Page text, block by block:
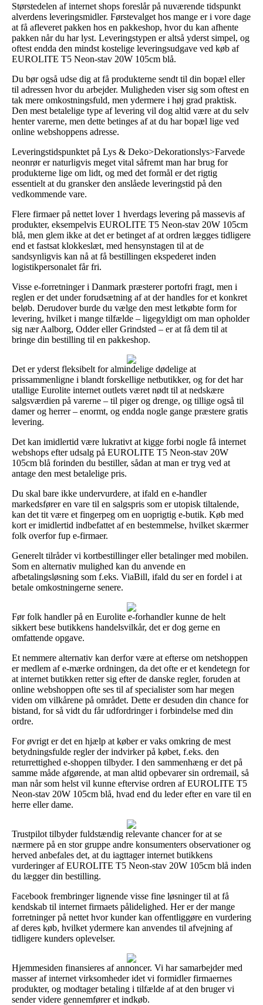
Størstedelen af internet shops foreslår på nuværende tidspunkt
alverdens leveringsmidler. Førstevalget hos mange er i vore dage
at få afleveret pakken hos en pakkeshop, hvor du kan afhente
pakken når du har lyst. Leveringstypen er altså yderst simpel, og
oftest endda den mindst kostelige leveringsudgave ved køb af
EUROLITE T5 Neon-stav 20W 105cm blå.
Du bør også udse dig at få produkterne sendt til din bopæl eller
til adressen hvor du arbejder. Muligheden viser sig som oftest en
tak mere omkostningsfuld, men ydermere i høj grad praktisk.
Den mest betalelige type af levering vil dog altid være at du selv
henter varerne, men dette betinges af at du har bopæl lige ved
online webshoppens adresse.
Leveringstidspunktet på Lys & Deko>Dekorationslys>Farvede
neonrør er naturligvis meget vital såfremt man har brug for
produkterne lige om lidt, og med det formål er det rigtig
essentielt at du gransker den anslåede leveringstid på den
vedkommende vare.
Flere firmaer på nettet lover 1 hverdags levering på massevis af
produkter, eksempelvis EUROLITE T5 Neon-stav 20W 105cm
blå, men glem ikke at det er betinget af at ordren lægges tidligere
end et fastsat klokkeslæt, med hensynstagen til at de
sandsynligvis kan nå at få bestillingen ekspederet inden
logistikpersonalet får fri.
Visse e-forretninger i Danmark præsterer portofri fragt, men i
reglen er det under forudsætning af at der handles for et konkret
beløb. Derudover burde du vælge den mest letkøbte form for
levering, hvilket i mange tilfælde – ligegyldigt om man opholder
sig nær Aalborg, Odder eller Grindsted – er at få dem til at
bringe din bestilling til en pakkeshop.
Det er yderst fleksibelt for almindelige dødelige at
prissammenligne i blandt forskellige netbutikker, og for det har
utallige Eurolite internet outlets været nødt til at nedskære
salgsværdien på varerne – til piger og drenge, og tillige også til
damer og herrer – enormt, og endda nogle gange præstere gratis
levering.
Det kan imidlertid være lukrativt at kigge forbi nogle få internet
webshops efter udsalg på EUROLITE T5 Neon-stav 20W
105cm blå forinden du bestiller, sådan at man er tryg ved at
antage den mest betalelige pris.
Du skal bare ikke undervurdere, at ifald en e-handler
markedsfører en vare til en salgspris som er utopisk tiltalende,
kan det tit være et fingerpeg om en uoprigtig e-butik. Køb med
kort er imidlertid indbefattet af en bestemmelse, hvilket skærmer
folk overfor fup e-firmaer.
Generelt tilråder vi kortbestillinger eller betalinger med mobilen.
Som en alternativ mulighed kan du anvende en
afbetalingsløsning som f.eks. ViaBill, ifald du ser en fordel i at
betale omkostningerne senere.
Før folk handler på en Eurolite e-forhandler kunne de helt
sikkert bese butikkens handelsvilkår, det er dog gerne en
omfattende opgave.
Et nemmere alternativ kan derfor være at efterse om netshoppen
er medlem af e-mærke ordningen, da det ofte er et kendetegn for
at internet butikken retter sig efter de danske regler, foruden at
online webshoppen ofte ses til af specialister som har megen
viden om vilkårene på området. Dette er desuden din chance for
bistand, for så vidt du får udfordringer i forbindelse med din
ordre.
For øvrigt er det en hjælp at køber er vaks omkring de mest
betydningsfulde regler der indvirker på købet, f.eks. den
returrettighed e-shoppen tilbyder. I den sammenhæng er det på
samme måde afgørende, at man altid opbevarer sin ordremail, så
man når som helst vil kunne eftervise ordren af EUROLITE T5
Neon-stav 20W 105cm blå, hvad end du leder efter en vare til en
herre eller dame.
Trustpilot tilbyder fuldstændig relevante chancer for at se
nærmere på en stor gruppe andre konsumenters observationer og
herved anbefales det, at du iagttager internet butikkens
vurderinger af EUROLITE T5 Neon-stav 20W 105cm blå inden
du lægger din bestilling.
Facebook frembringer lignende visse fine løsninger til at få
kendskab til internet firmaets pålidelighed. Her er der mange
forretninger på nettet hvor kunder kan offentliggøre en vurdering
af deres køb, hvilket ydermere kan anvendes til afvejning af
tidligere kunders oplevelser.
Hjemmesiden finansieres af annoncer. Vi har samarbejder med
masser af internet virksomheder idet vi formidler firmaernes
produkter, og modtager betaling i tilfælde af at den bruger vi
sender videre gennemfører et indkøb.